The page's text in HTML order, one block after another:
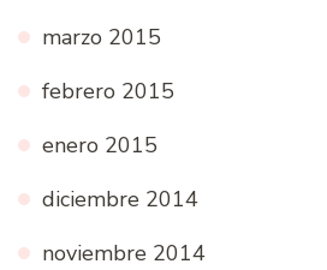
marzo 2015
febrero 2015
enero 2015
diciembre 2014
noviembre 2014